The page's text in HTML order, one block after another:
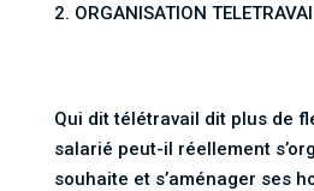
ORGANISATION
Qui dit télétravail dit plus de
salarié peut-il réellement
souhaite et s’aménager ses